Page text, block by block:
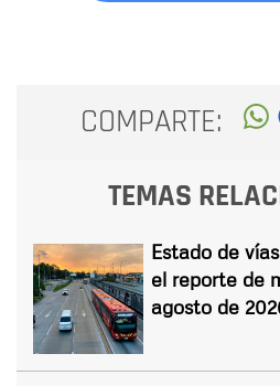
COMPARTE:
TEMAS
Estado de
el reporte de
agosto de